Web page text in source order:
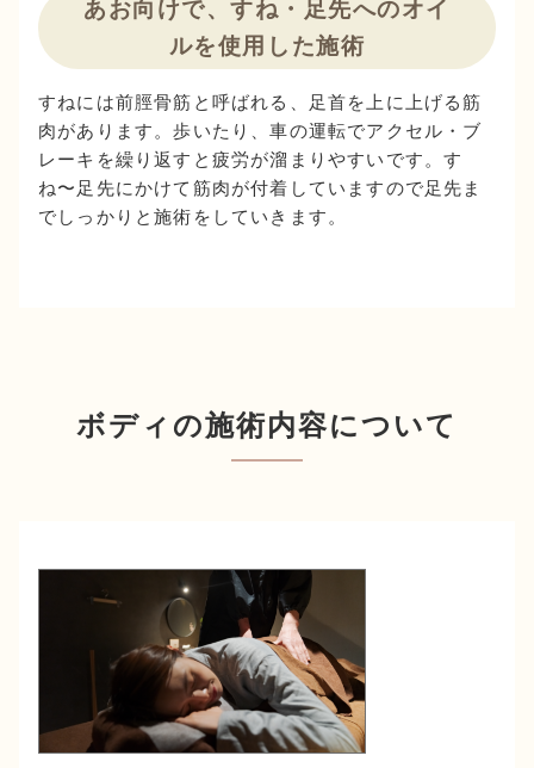
あお向けで、すね・足先へのオイ
ルを使用した施術
すねには前脛骨筋と呼ばれる、足首を上に上げる筋
肉があります。歩いたり、車の運転でアクセル・ブ
レーキを繰り返すと疲労が溜まりやすいです。す
ね〜足先にかけて筋肉が付着していますので足先ま
でしっかりと施術をしていきます。
ボディの施術内容について